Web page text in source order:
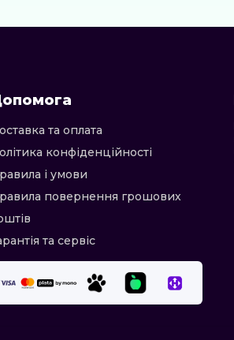
та оплата
конфіденційності
і умови
повернення грошових
та сервіс